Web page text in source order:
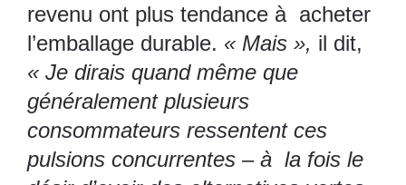
revenu ont plus tendance à acheter
l’emballage durable. « Mais », il dit,
« Je dirais quand même que
généralement plusieurs
consommateurs ressentent ces
pulsions concurrentes – à la fois le